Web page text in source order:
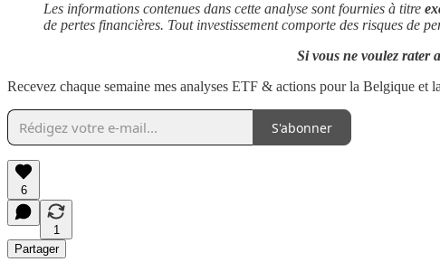
Les informations contenues dans cette analyse sont fournies à titre
de pertes financières. Tout investissement comporte des risques de
Si vous ne voulez rater
Recevez chaque semaine mes analyses ETF & actions pour la Belgique et
S'abonner
6
1
Partager